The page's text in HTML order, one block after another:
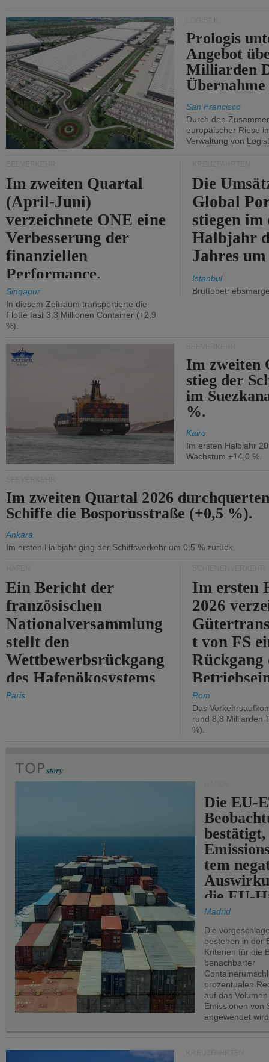
von Hormuz.
Prologis
Angebot
Milliarden
Übernahme
San Francisco
Durch den
europäischer Riese
Verwaltung von
Im zweiten Quartal
(April-Juni)
verzeichnete ONE eine
Verbesserung der
finanziellen
Performance.
Singapur
In diesem Zeitraum transportierte die
Flotte fast 3,3 Millionen Container (+2,9
%).
Die
Global
stiegen im
Halbjahr
Jahres
Istanbul
Im zweiten
stieg der
im
%.
Kairo
Im ersten Halbjahr
Wachstum +14,0 %.
Im zweiten Quartal 2026
Schiffe die Bosporusstraße (+0,5 %).
Ankara
Im ersten Halbjahr ging der Schiffsverkehr um 0,5 % zurück.
Ein Bericht der
französischen
Nationalversammlung
stellt den
Wettbewerbsrückgang
des Hafenökosystems
des Staates fest.
Paris
Im ersten
2026
t von FS
Rückgang
um 2,7 %.
Rom
Das
rund 8,8 Milliarden
%).
Die EU-
bestätigt,
tem
die EU-
Madrid
Die
bestehen in der
Kriterien für die
benachbarter
prozentualen
auf das
Emissionen von
angewendet